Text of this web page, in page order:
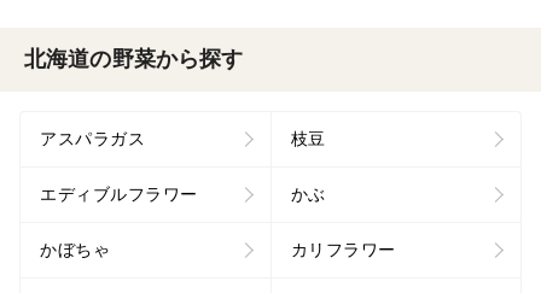
北海道の野菜から探す
アスパラガス 枝豆
エディブルフラワー かぶ
かぼちゃ カリフラワー